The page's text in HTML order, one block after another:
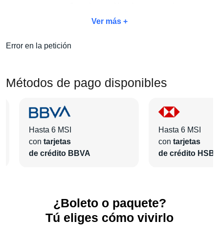
acceso y una estancia cómoda para disfrutar al máximo.
ideal para tu viaje y personaliza tu experiencia con
eventos para que tú únicamente te dediques a disfrutar!
Ver más +
Error en la petición
Métodos de pago disponibles
Hasta 6 MSI
con tarjetas
de crédito BBVA
Hasta 6 MSI
con tarjetas
de crédito
¿Boleto o paquete?
Tú eliges cómo vivirlo